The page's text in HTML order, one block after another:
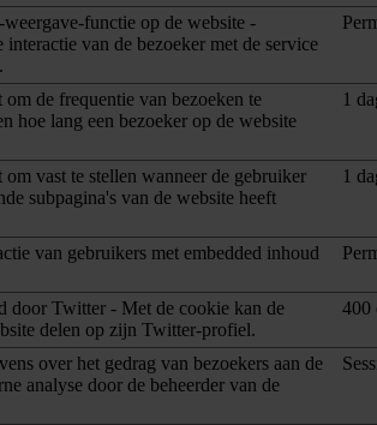
functie op de website -
interactie van de bezoeker met de service
de frequentie van bezoeken te
hoe lang een bezoeker op de website
1
vast te stellen wanneer de gebruiker
subpagina's van de website heeft
1
van gebruikers met embedded inhoud
door Twitter - Met de cookie kan de
delen op zijn Twitter-profiel.
400
over het gedrag van bezoekers aan de
analyse door de beheerder van de